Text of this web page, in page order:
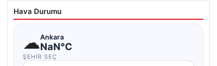
Hava Durumu
☁Ankara
NaN°C
ŞEHIR SEÇ